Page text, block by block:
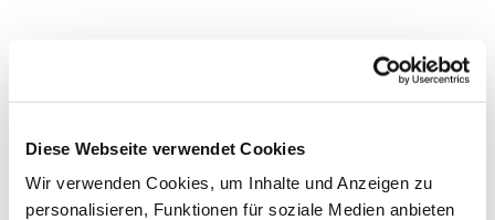
Diese Webseite verwendet Cookies
Wir verwenden Cookies, um Inhalte und Anzeigen zu
personalisieren, Funktionen für soziale Medien anbieten